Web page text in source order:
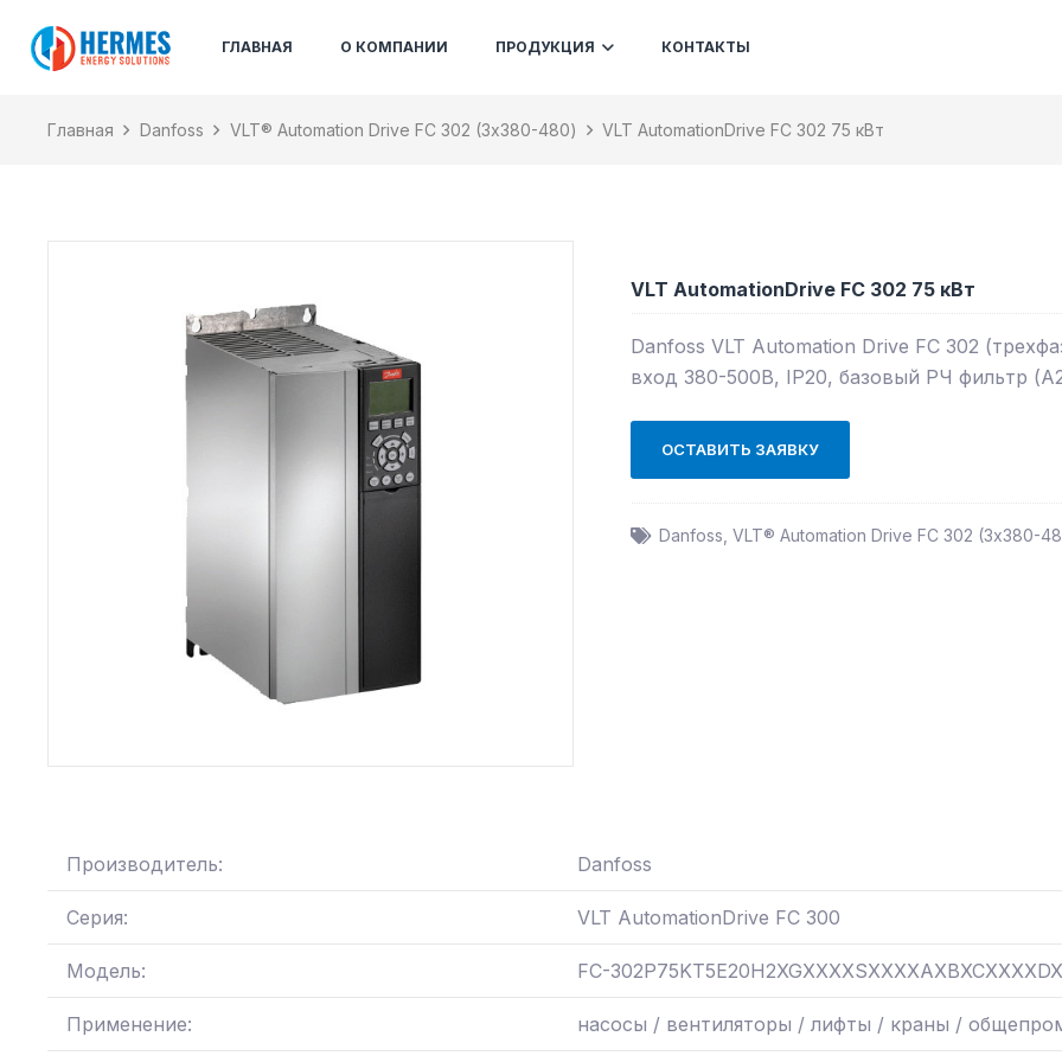
ГЛАВНАЯ О КОМПАНИИ ПРОДУКЦИЯ КОНТАКТЫ
Главная Danfoss VLT® Automation Drive FC 302 (3х380-480) VLT AutomationDrive FC 302 75 кВт
VLT AutomationDrive FC 302 75 кВт
Danfoss VLT Automation Drive FC 302
вход 380-500В, IP20, базовый РЧ фильтр
ОСТАВИТЬ ЗАЯВКУ
Danfoss VLT® Automation Drive FC 302 (3х380-
Производитель: Danfoss
Серия: VLT AutomationDrive FC 300
Модель: FC-302P75KT5E20H2XGXXXXSXXXXAXBXCXXXXDX
Применение: насосы / вентиляторы / лифты / краны /